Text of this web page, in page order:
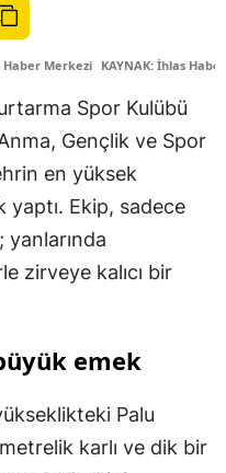
Haber Merkezi KAYNAK: İhlas
Spor Kulübü
Gençlik ve Spor
en yüksek
yaptı. Ekip, sadece
yanlarında
zirveye kalıcı bir
emek
Palu
karlı ve dik bir